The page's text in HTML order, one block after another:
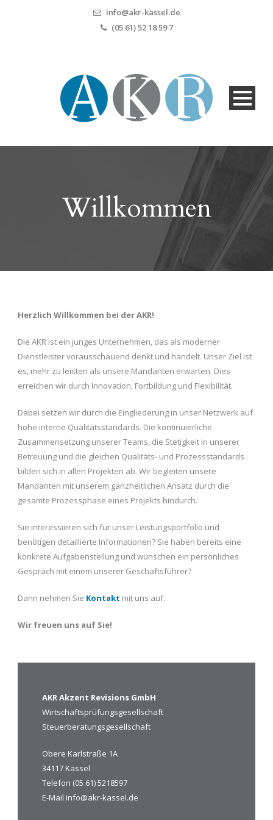
info@akr-kassel.de
(05 61) 52 18 59 7
Will­kom­men
Herzlich Willkommen bei der AKR!
Die AKR ist ein junges Unternehmen, das als moderner
Dienstleister vorausschauend denkt und handelt. Unser Ziel ist
es, mehr zu leisten als unsere Mandanten erwarten. Dies
erreichen wir durch Innovation, Fortbildung und Flexibilität.
Dabei setzen wir durch die Eingliederung in unser Netzwerk auf
hohe interne Qualitätsstandards. Die kontinuierliche
Zusammensetzung unserer Teams, die Stetigkeit in unserer
Betreuung und die gleichen Qualitäts- und Prozessstandards
bilden sich in allen Projekten ab. Wir begleiten unsere
Mandanten mit unserem ganzheitlichen Ansatz durch die
gesamte Prozessphase eines Projekts hindurch.
Sie interessieren sich für unser Leistungsportfolio und
benötigen detaillierte Informationen? Sie haben bereits eine
konkrete Aufgabenstellung und wünschen ein persönliches
Gespräch mit einem unserer Geschäftsführer?
Dann nehmen Sie Kontakt mit uns auf.
Wir freuen uns auf Sie!
AKR Akzent Revisions GmbH
Wirtschaftsprüfungsgesellschaft
Steuerberatungsgesellschaft
Obere Karlstraße 1A
34117 Kassel
Telefon (05 61) 5218597
E-Mail info@akr-kassel.de